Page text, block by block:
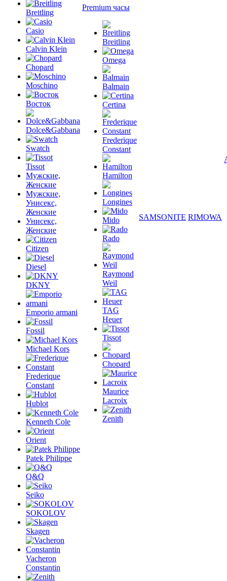
Breitling
Casio
Calvin Klein
Chopard
Moschino
Восток
Dolce&Gabbana
Swatch
Tissot
Мужские,
Женские
Мужские,
Унисекс,
Женские
Унисекс,
Женские
Citizen
Diesel
DKNY
Emporio armani
Fossil
Michael Kors
Frederique
Constant
Hublot
Kenneth Cole
Orient
Patek Philippe
Q&Q
Seiko
SOKOLOV
Skagen
Vacheron
Constantin
Premium часы
Breitling
Omega
Balmain
Certina
Frederique
Constant
Hamilton
Longines
Mido
Rado
Raymond
Weil
TAG
Heuer
Tissot
Chopard
Maurice
Lacroix
Zenith
SAMSONITE RIMOWA